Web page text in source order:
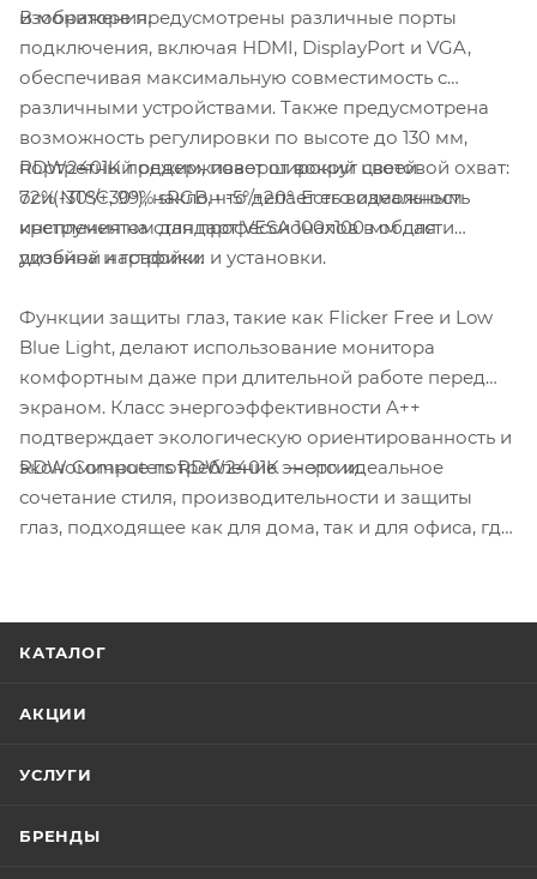
изображения.
В мониторе предусмотрены различные порты
подключения, включая HDMI, DisplayPort и VGA,
обеспечивая максимальную совместимость с
различными устройствами. Также предусмотрена
возможность регулировки по высоте до 130 мм,
портретный режим, поворот вокруг своей
оси(-30°/+30°), наклон -5°/+20°. Есть возможность
крепления на стандарт VESA 100x100 мм для
удобной настройки и установки.
RDW2401K поддерживает широкий цветовой охват:
72% NTSC, 99% sRGB, что делает его идеальным
инструментом для профессионалов в области
дизайна и графики.
Функции защиты глаз, такие как Flicker Free и Low
Blue Light, делают использование монитора
комфортным даже при длительной работе перед
экраном. Класс энергоэффективности A++
подтверждает экологическую ориентированность и
экономичное потребление энергии.
RDW Computers RDW2401K — это идеальное
сочетание стиля, производительности и защиты
глаз, подходящее как для дома, так и для офиса, где
КАТАЛОГ
АКЦИИ
УСЛУГИ
БРЕНДЫ